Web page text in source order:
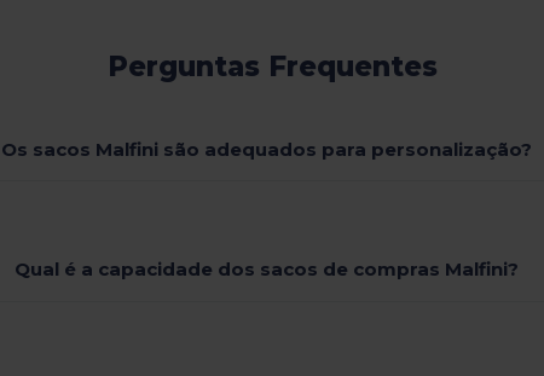
Perguntas Frequentes
Os sacos Malfini são adequados para personalização?
Qual é a capacidade dos sacos de compras Malfini?